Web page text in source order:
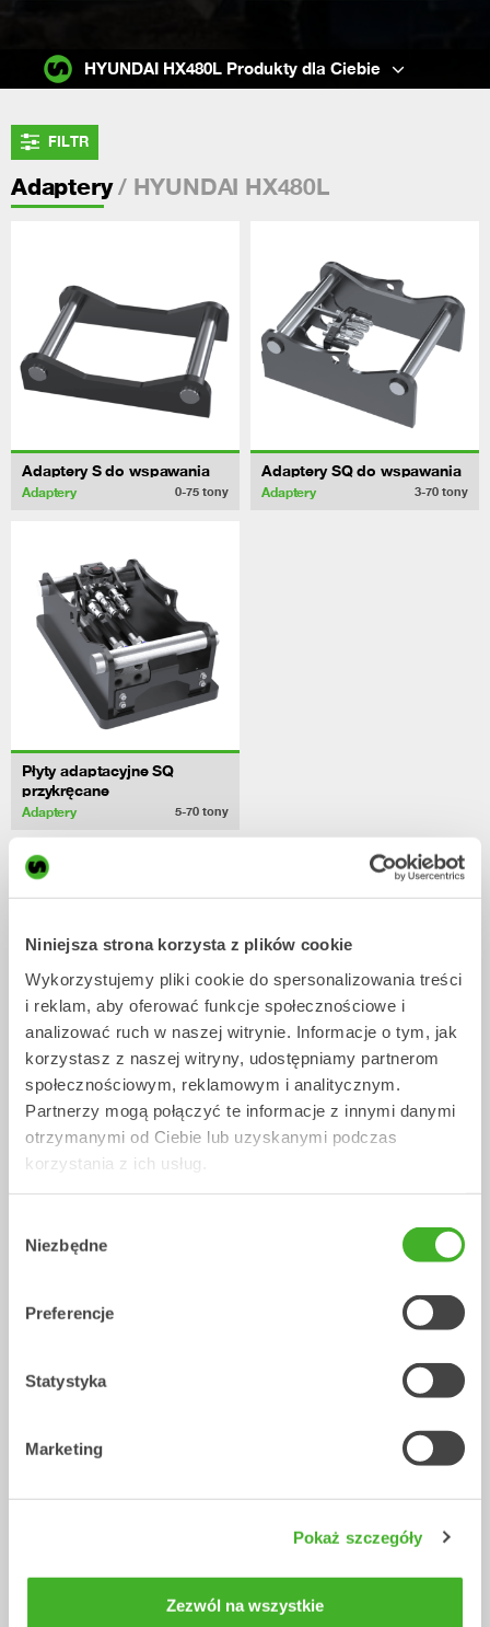
Niniejsza strona korzysta z plików cookie
Wykorzystujemy pliki cookie do spersonalizowania treści
i reklam, aby oferować funkcje społecznościowe i
analizować ruch w naszej witrynie. Informacje o tym, jak
korzystasz z naszej witryny, udostępniamy partnerom
społecznościowym, reklamowym i analitycznym.
Partnerzy mogą połączyć te informacje z innymi danymi
otrzymanymi od Ciebie lub uzyskanymi podczas
korzystania z ich usług.
zgody
Niezbędne
Preferencje
Statystyka
Marketing
Pokaż szczegóły
Zezwól na wszystkie
FILTR
Adaptery/ HYUNDAI HX480L
Adaptery S do wspawania
Adaptery 0-75 tony
Adaptery SQ do wspawania
Adaptery 3-70 tony
Płyty adaptacyjne SQ
przykręcane
Adaptery 5-70 tony
Akcesoria
V14
/ HYUNDAI HX480L
HYUNDAI HX480L Produkty dla Ciebie